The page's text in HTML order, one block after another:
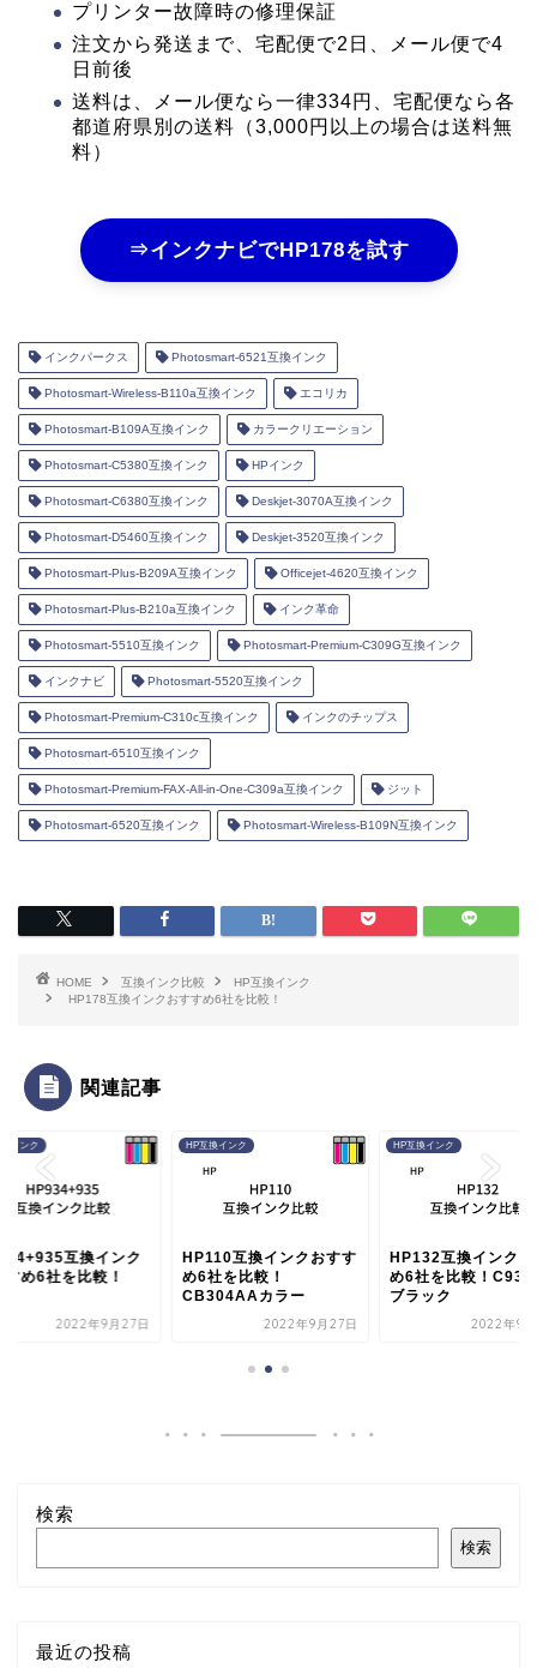
プリンター故障時の修理保証
注文から発送まで、宅配便で2日、メール便で4
日前後
送料は、メール便なら一律334円、宅配便なら各
都道府県別の送料（3,000円以上の場合は送料無
料）
⇒インクナビでHP178を試す
インクパークス Photosmart-6521互換インク
Photosmart-Wireless-B110a互換インク エコリカ
Photosmart-B109A互換インク カラークリエーション
Photosmart-C5380互換インク HPインク
Photosmart-C6380互換インク Deskjet-3070A互換インク
Photosmart-D5460互換インク Deskjet-3520互換インク
Photosmart-Plus-B209A互換インク Officejet-4620互換インク
Photosmart-Plus-B210a互換インク インク革命
Photosmart-5510互換インク Photosmart-Premium-C309G互換インク
インクナビ Photosmart-5520互換インク
Photosmart-Premium-C310c互換インク インクのチップス
Photosmart-6510互換インク
Photosmart-Premium-FAX-All-in-One-C309a互換インク ジット
Photosmart-6520互換インク Photosmart-Wireless-B109N互換インク
HOME 互換インク比較
HP互換インク
HP178互換インクおすすめ6社を比較！
関連記事
インク
互換インク
すめ6社を比較！
2022年9月27日
HP互換インク
HP110互換インクおすす
め6社を比較！
CB304AAカラー
2022年9月27日
HP互換インク
HP132互換インクお
め6社を比較！
ブラック
2022年9
検索
検索
最近の投稿